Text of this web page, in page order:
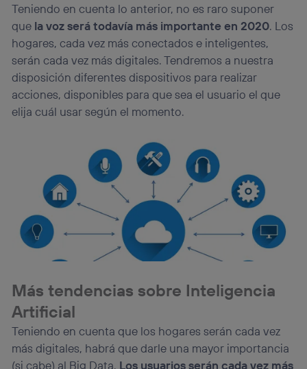
Teniendo en cuenta lo anterior, no es raro suponer
que la voz será todavía más importante en 2020. Los
hogares, cada vez más conectados e inteligentes,
serán cada vez más digitales. Tendremos a nuestra
disposición diferentes dispositivos para realizar
acciones, disponibles para que sea el usuario el que
elija cuál usar según el momento.
Más tendencias sobre Inteligencia
Artificial
Teniendo en cuenta que los hogares serán cada vez
más digitales, habrá que darle una mayor importancia
(si cabe) al Big Data. Los usuarios serán cada vez más